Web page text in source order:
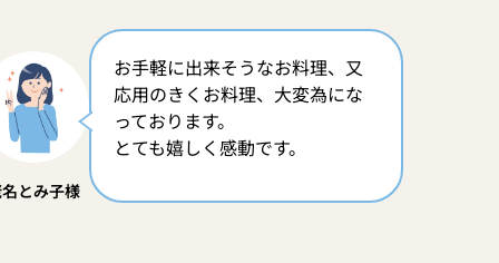
お手軽に出来そうなお料理、又
応用のきくお料理、大変為にな
っております。
とても嬉しく感動です。
とみ子様